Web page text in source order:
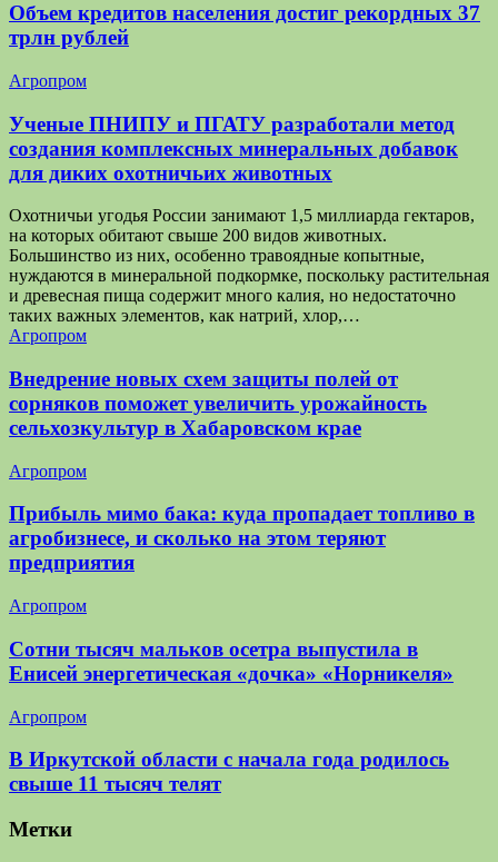
Объем кредитов населения достиг рекордных 37
трлн рублей
Агропром
Ученые ПНИПУ и ПГАТУ разработали метод
создания комплексных минеральных добавок
для диких охотничьих животных
Охотничьи угодья России занимают 1,5 миллиарда гектаров,
на которых обитают свыше 200 видов животных.
Большинство из них, особенно травоядные копытные,
нуждаются в минеральной подкормке, поскольку растительная
и древесная пища содержит много калия, но недостаточно
таких важных элементов, как натрий, хлор,…
Агропром
Внедрение новых схем защиты полей от
сорняков поможет увеличить урожайность
сельхозкультур в Хабаровском крае
Агропром
Прибыль мимо бака: куда пропадает топливо в
агробизнесе, и сколько на этом теряют
предприятия
Агропром
Сотни тысяч мальков осетра выпустила в
Енисей энергетическая «дочка» «Норникеля»
Агропром
В Иркутской области с начала года родилось
свыше 11 тысяч телят
Метки